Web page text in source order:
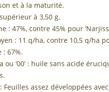
et à la maturité.
à 3,50 g.
: 47%, contre 45% pour
: 11 q/ha, contre 10,5 q/ha
67%.
ou ‘00’ : huile sans acide
assez développées